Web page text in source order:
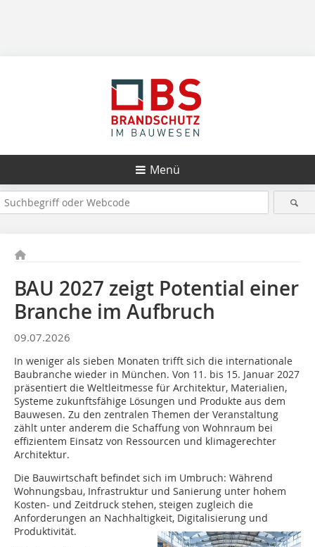
Menü
BAU 2027 zeigt Potential einer
Branche im Aufbruch
09.07.2026
In weniger als sieben Monaten trifft sich die internationale
Baubranche wieder in München. Von 11. bis 15. Januar 2027
präsentiert die Weltleitmesse für Architektur, Materialien,
Systeme zukunftsfähige Lösungen und Produkte aus dem
Bauwesen. Zu den zentralen Themen der Veranstaltung
zählt unter anderem die Schaffung von Wohnraum bei
effizientem Einsatz von Ressourcen und klimagerechter
Architektur.
Die Bauwirtschaft befindet sich im Umbruch: Während
Wohnungsbau, Infrastruktur und Sanierung unter hohem
Kosten- und Zeitdruck stehen, steigen zugleich die
Anforderungen an Nachhaltigkeit, Digitalisierung und
Produktivität.